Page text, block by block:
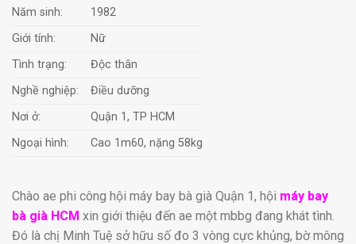
Năm sinh:
1982
Giới tính:
Nữ
Tình trạng:
Độc thân
Nghề nghiệp:
Điều dưỡng
Nơi ở:
Quận 1, TP HCM
Ngoại hình:
Cao 1m60, nặng 58kg
Chào ae phi công hội máy bay bà già Quận 1, hội máy bay
bà già HCM xin giới thiệu đến ae một mbbg đang khát tình.
Đó là chị Minh Tuệ sở hữu số đo 3 vòng cực khủng, bờ mông